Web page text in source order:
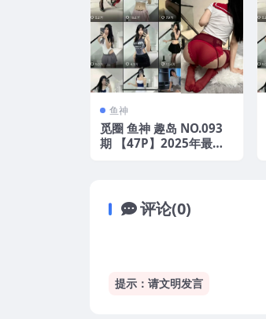
鱼神
觅圈 鱼神 趣岛 NO.093
期 【47P】2025年最新
评论(0)
提示：请文明发言